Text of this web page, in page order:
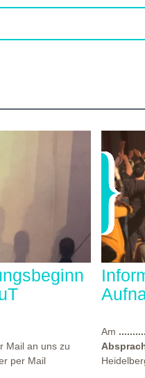
Mail an uns zu
per Mail
Am